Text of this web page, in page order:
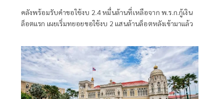
คลังพร้อมรับคำขอใช้งบ 2.4 หมื่นล้านที่เหลือจาก พ.ร.ก.กู้เงิน
ล็อตแรก เผยเริ่มทยอยขอใช้งบ 2 แสนล้านล็อตหลังเข้ามาแล้ว